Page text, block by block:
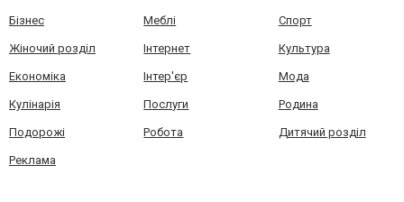
Бізнес Меблі Спорт
Жіночий розділ Інтернет Культура
Економіка Інтер'єр Мода
Кулінарія Послуги Родина
Подорожі Робота Дитячий розділ
Реклама